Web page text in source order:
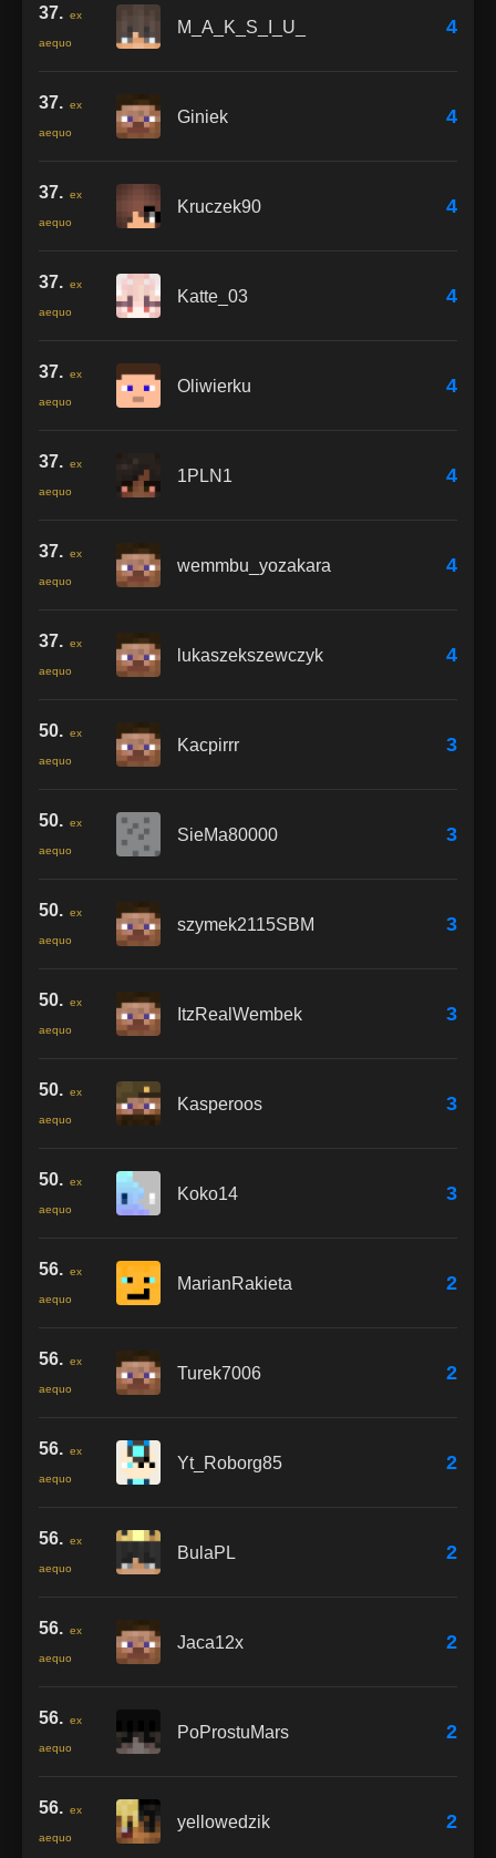
37. ex
aequo
M_A_K_S_I_U_ 4
37. ex
aequo
Giniek 4
37. ex
aequo
Kruczek90 4
37. ex
aequo
Katte_03 4
37. ex
aequo
Oliwierku 4
37. ex
aequo
1PLN1 4
37. ex
aequo
wemmbu_yozakara 4
37. ex
aequo
lukaszekszewczyk 4
50. ex
aequo
Kacpirrr 3
50. ex
aequo
SieMa80000 3
50. ex
aequo
szymek2115SBM 3
50. ex
aequo
ItzRealWembek 3
50. ex
aequo
Kasperoos 3
50. ex
aequo
Koko14 3
56. ex
aequo
MarianRakieta 2
56. ex
aequo
Turek7006 2
56. ex
aequo
Yt_Roborg85 2
56. ex
aequo
BulaPL 2
56. ex
aequo
Jaca12x 2
56. ex
aequo
PoProstuMars 2
56. ex
aequo
yellowedzik 2